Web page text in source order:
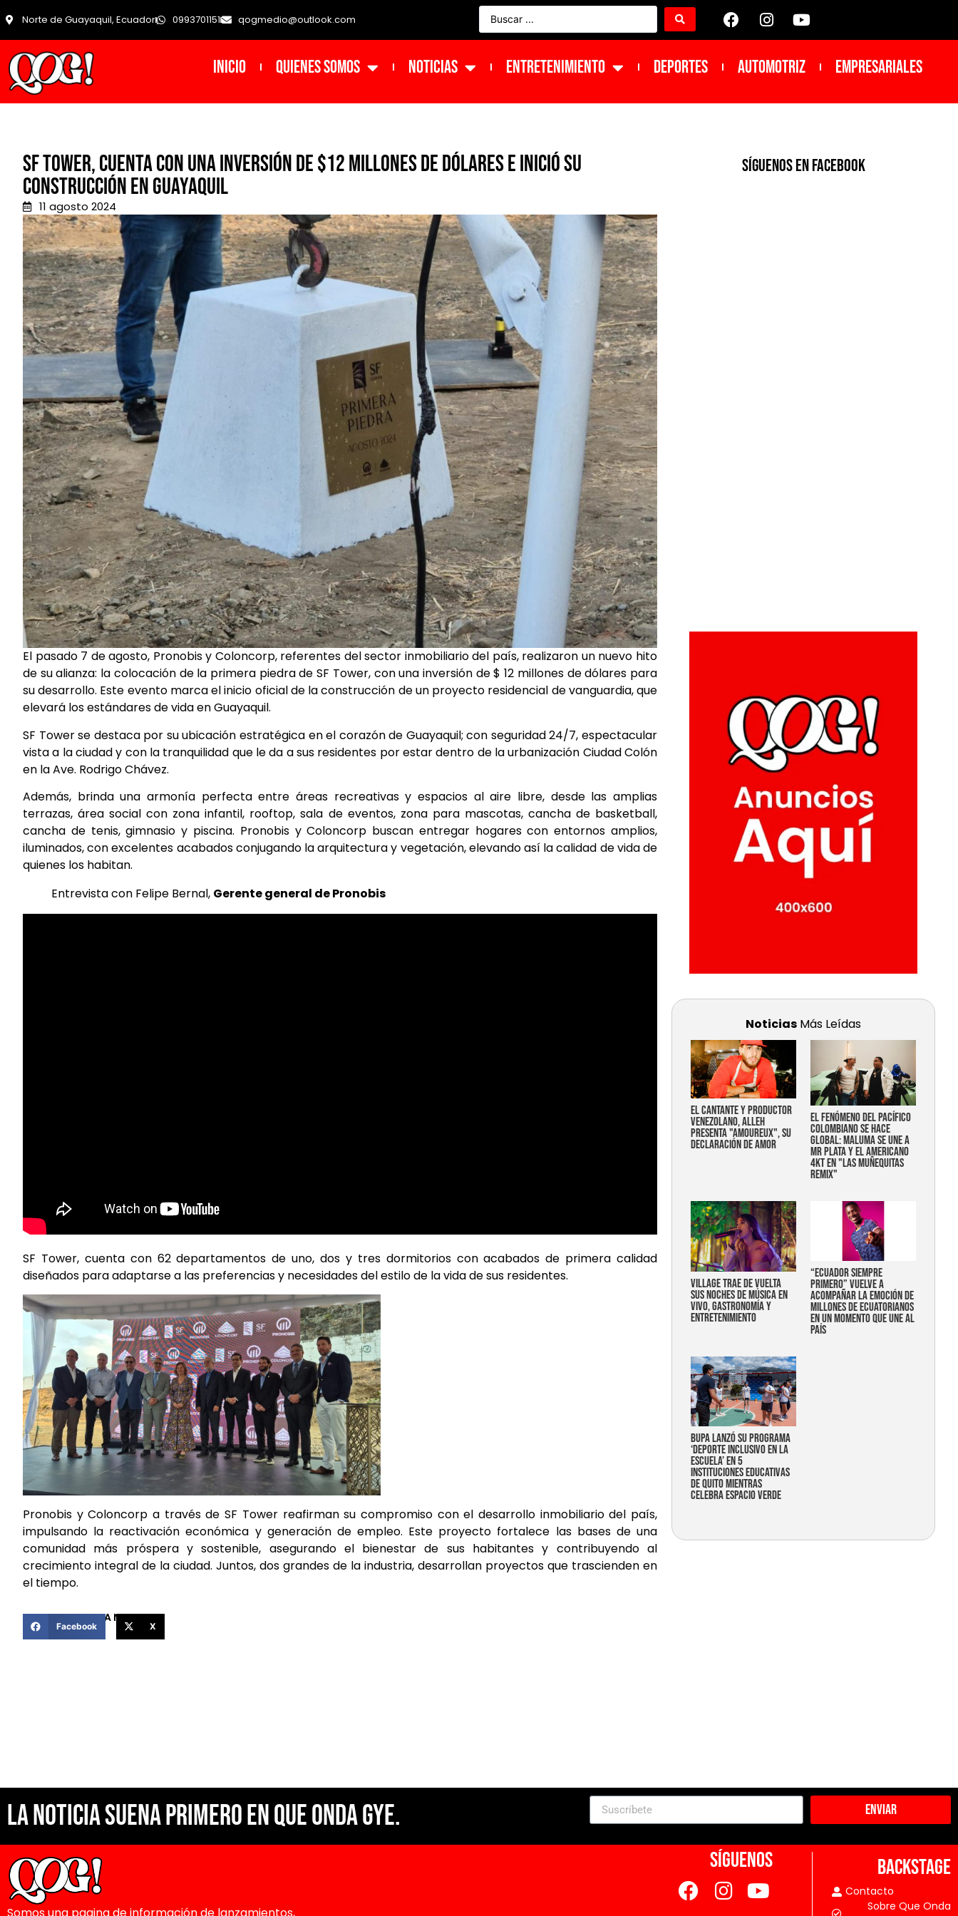
Norte de Guayaquil, Ecuador 0993701151 qogmedio@outlook.com
INICIO Quienes Somos NOTICIAS ENTRETENIMIENTO DEPORTES Automotriz Empresariales
SF Tower, cuenta con una inversión de $12 millones de dólares e inició su
construcción en Guayaquil
11 agosto 2024
El pasado 7 de agosto, Pronobis y Coloncorp, referentes del sector inmobiliario del país, realizaron un nuevo hito
de su alianza: la colocación de la primera piedra de SF Tower, con una inversión de $ 12 millones de dólares para
su desarrollo. Este evento marca el inicio oficial de la construcción de un proyecto residencial de vanguardia, que
elevará los estándares de vida en Guayaquil.
SF Tower se destaca por su ubicación estratégica en el corazón de Guayaquil; con seguridad 24/7, espectacular
vista a la ciudad y con la tranquilidad que le da a sus residentes por estar dentro de la urbanización Ciudad Colón
en la Ave. Rodrigo Chávez.
Además, brinda una armonía perfecta entre áreas recreativas y espacios al aire libre, desde las amplias
terrazas, área social con zona infantil, rooftop, sala de eventos, zona para mascotas, cancha de basketball,
cancha de tenis, gimnasio y piscina. Pronobis y Coloncorp buscan entregar hogares con entornos amplios,
iluminados, con excelentes acabados conjugando la arquitectura y vegetación, elevando así la calidad de vida de
quienes los habitan.
Entrevista con Felipe Bernal, Gerente general de Pronobis
SF Tower, cuenta con 62 departamentos de uno, dos y tres dormitorios con acabados de primera calidad
diseñados para adaptarse a las preferencias y necesidades del estilo de la vida de sus residentes.
Pronobis y Coloncorp a través de SF Tower reafirman su compromiso con el desarrollo inmobiliario del país,
impulsando la reactivación económica y generación de empleo. Este proyecto fortalece las bases de una
comunidad más próspera y sostenible, asegurando el bienestar de sus habitantes y contribuyendo al
crecimiento integral de la ciudad. Juntos, dos grandes de la industria, desarrollan proyectos que trascienden en
el tiempo.
COMPARTIR ESTA NOTICIA
Facebook X
SíGUENOS EN FACEBOOK
Noticias Más Leídas
EL CANTANTE Y PRODUCTOR
VENEZOLANO, ALLEH
PRESENTA "AMOUREUX", SU
DECLARACIÓN DE AMOR
EL FENÓMENO DEL PACÍFICO
COLOMBIANO SE HACE
GLOBAL: MALUMA SE UNE A
MR PLATA Y EL AMERICANO
4KT EN "LAS MUÑEQUITAS
REMIX"
Village trae de vuelta
sus noches de música en
vivo, gastronomía y
entretenimiento
“Ecuador siempre
primero” vuelve a
acompañar la emoción de
millones de ecuatorianos
en un momento que une al
país
Bupa lanzó su programa
‘Deporte Inclusivo en la
Escuela’ en 5
instituciones educativas
de Quito mientras
celebra espacio verde
La noticia suena primero en Que Onda Gye. Enviar
Somos una pagina de información de lanzamientos,
SÍGUENOS BACKSTAGE
Contacto
Sobre Que Onda